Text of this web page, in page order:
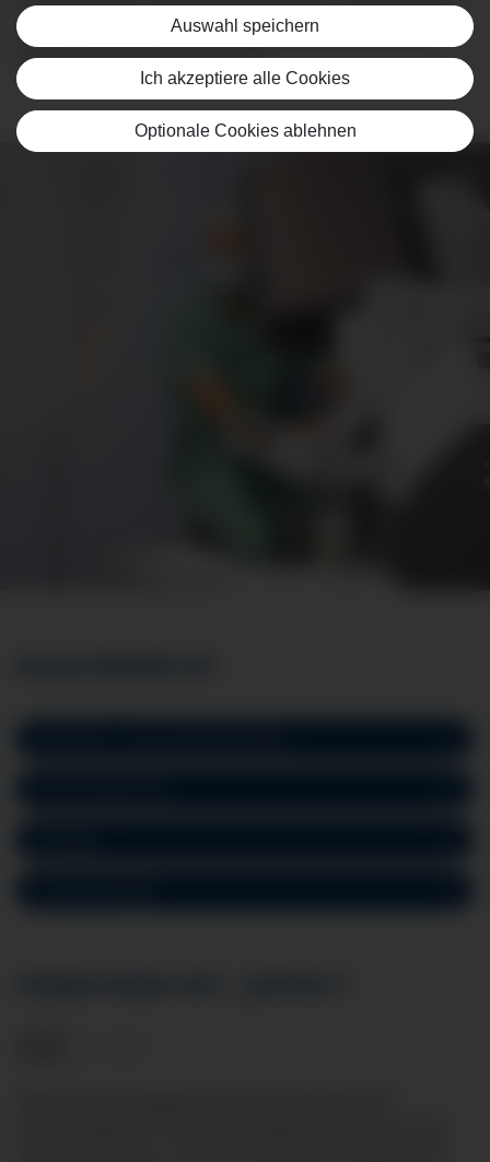
wird gemeinsam mit dem behandelnden Arzt besprochen,
ob eine minimalinvasive Operation mit dem „Da Vinci“-
System geeignet und möglich ist.
Auswahl speichern
Ich akzeptiere alle Cookies
Optionale Cookies ablehnen